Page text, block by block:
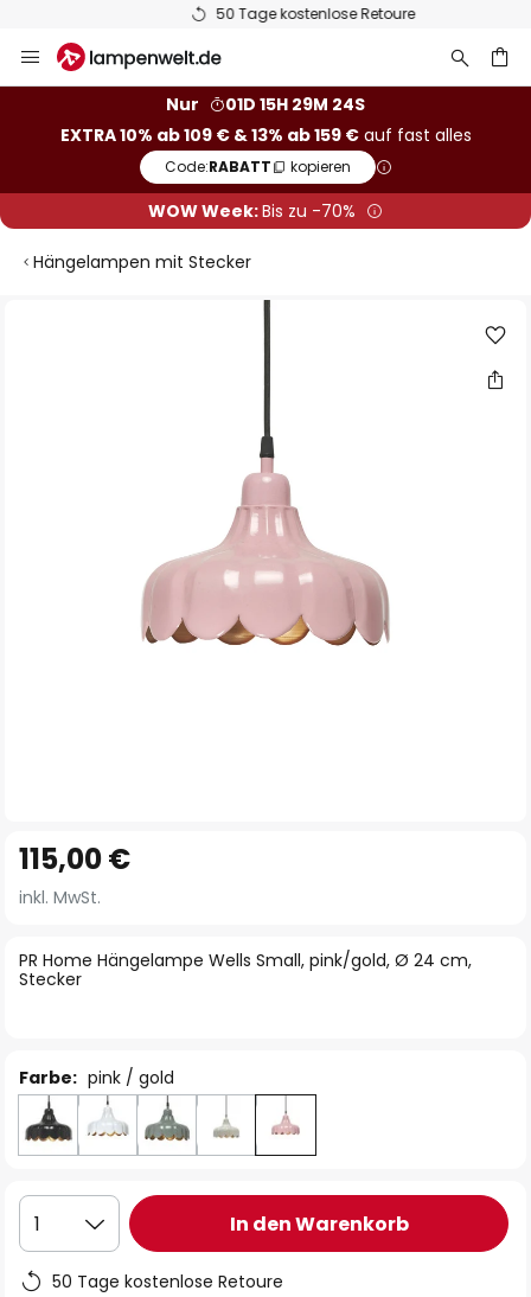
50 Tage kostenlose Retoure
Inhalt
Nur
01D 15H 29M 24S
EXTRA 10% ab 109 € & 13% ab 159 €auf fast alles
Code:RABATT kopieren
WOW Week:Bis zu -70%
Hängelampen mit Stecker
Anfang
der
springen
PR Home Hängelampe Wells Small, pink/gold, Ø 24 cm,
Stecker
115,00 €
inkl. MwSt.
Farbe: pink / gold
1 In den Warenkorb
50 Tage kostenlose Retoure